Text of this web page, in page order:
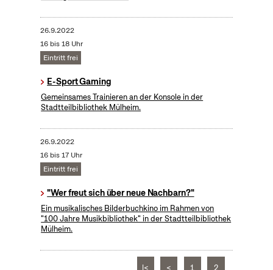
26.9.2022
16 bis 18 Uhr
Eintritt frei
E-Sport Gaming
Gemeinsames Trainieren an der Konsole in der
Stadtteilbibliothek Mülheim.
26.9.2022
16 bis 17 Uhr
Eintritt frei
"Wer freut sich über neue Nachbarn?"
Ein musikalisches Bilderbuchkino im Rahmen von
"100 Jahre Musikbibliothek" in der Stadtteilbibliothek
Mülheim.
|< < 1 2